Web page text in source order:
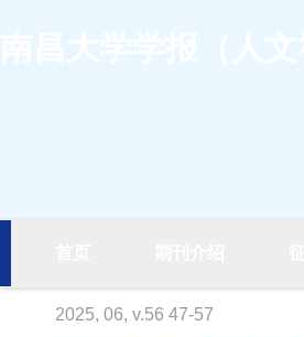
2025, 06, v.56 47-57